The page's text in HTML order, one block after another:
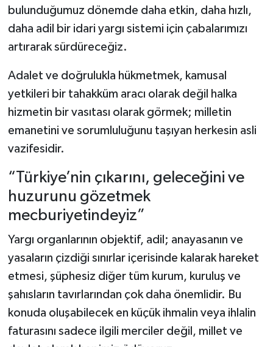
bulunduğumuz dönemde daha etkin, daha hızlı,
daha adil bir idari yargı sistemi için çabalarımızı
artırarak sürdüreceğiz.
Adalet ve doğrulukla hükmetmek, kamusal
yetkileri bir tahakküm aracı olarak değil halka
hizmetin bir vasıtası olarak görmek; milletin
emanetini ve sorumluluğunu taşıyan herkesin asli
vazifesidir.
“Türkiye’nin çıkarını, geleceğini ve
huzurunu gözetmek
mecburiyetindeyiz”
Yargı organlarının objektif, adil; anayasanın ve
yasaların çizdiği sınırlar içerisinde kalarak hareket
etmesi, şüphesiz diğer tüm kurum, kuruluş ve
şahısların tavırlarından çok daha önemlidir. Bu
konuda oluşabilecek en küçük ihmalin veya ihlalin
faturasını sadece ilgili merciler değil, millet ve